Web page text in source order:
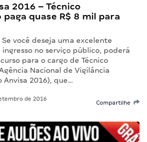
2016 – Técnico
quase R$ 8 mil para
Se você deseja uma excelente
no serviço público, poderá
para o cargo de Técnico
Nacional de Vigilância
Anvisa 2016), que…
de 2016
Compartilhe